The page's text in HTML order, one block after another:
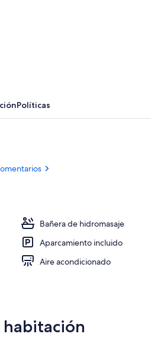
Habitación doble superior |
Políticas
Bañera de hidromasaje
Aparcamiento incluido
Aire acondicionado
habitación